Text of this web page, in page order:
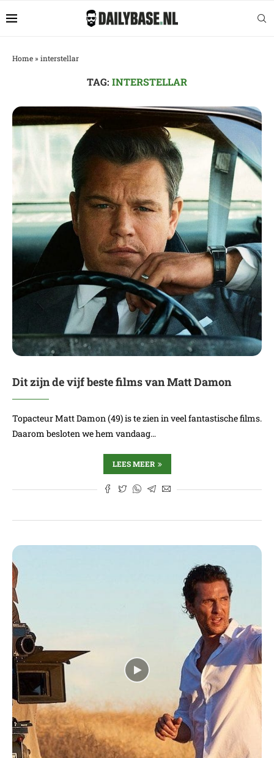
Home» interstellar
TAG: INTERSTELLAR
Dit zijn de vijf beste films van Matt Damon
Topacteur Matt Damon (49) is te zien in veel fantastische films.
Daarom besloten we hem vandaag…
LEES MEER